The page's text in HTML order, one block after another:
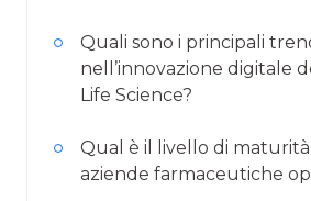
Quali sono i principali
nell’innovazione digitale
Life Science?
Qual è il livello di
aziende farmaceutiche